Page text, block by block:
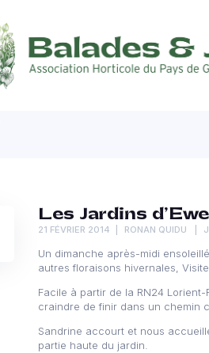
Les Jardins
21 FÉVRIER 2014 RONAN QUIDU
Un dimanche après-midi
autres floraisons hivernales,
Facile à partir de la RN24
craindre de finir dans un chemin
Sandrine accourt et nous
partie haute du jardin.